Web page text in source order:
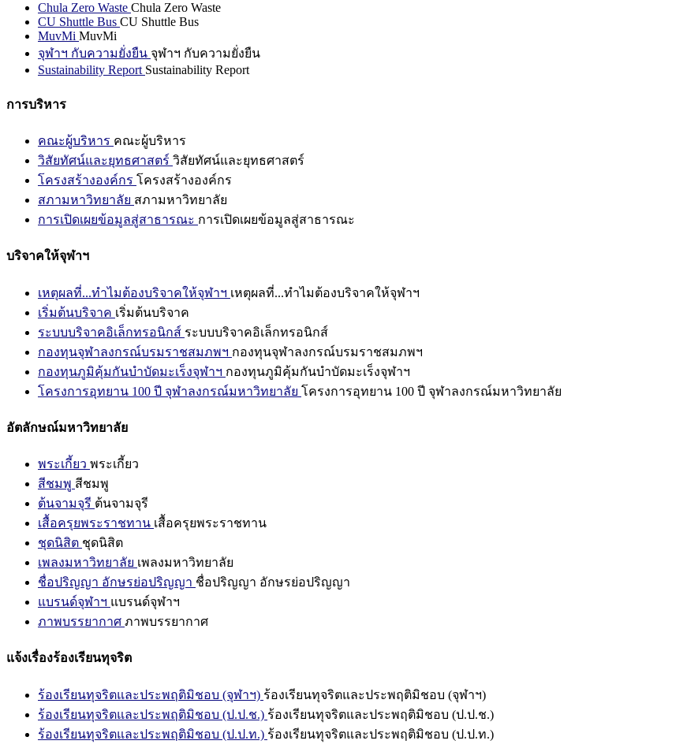
Chula Zero Waste Chula Zero Waste
CU Shuttle Bus CU Shuttle Bus
MuvMi MuvMi
จุฬาฯ กับความยั่งยืน จุฬาฯ กับความยั่งยืน
Sustainability Report Sustainability Report
การบริหาร
คณะผู้บริหาร คณะผู้บริหาร
วิสัยทัศน์และยุทธศาสตร์ วิสัยทัศน์และยุทธศาสตร์
โครงสร้างองค์กร โครงสร้างองค์กร
สภามหาวิทยาลัย สภามหาวิทยาลัย
การเปิดเผยข้อมูลสู่สาธารณะ การเปิดเผยข้อมูลสู่สาธารณะ
บริจาคให้จุฬาฯ
เหตุผลที่...ทำไมต้องบริจาคให้จุฬาฯ เหตุผลที่...ทำไมต้องบริจาคให้จุฬาฯ
เริ่มต้นบริจาค เริ่มต้นบริจาค
ระบบบริจาคอิเล็กทรอนิกส์ ระบบบริจาคอิเล็กทรอนิกส์
กองทุนจุฬาลงกรณ์บรมราชสมภพฯ กองทุนจุฬาลงกรณ์บรมราชสมภพฯ
กองทุนภูมิคุ้มกันบำบัดมะเร็งจุฬาฯ กองทุนภูมิคุ้มกันบำบัดมะเร็งจุฬาฯ
โครงการอุทยาน 100 ปี จุฬาลงกรณ์มหาวิทยาลัย โครงการอุทยาน 100 ปี จุฬาลงกรณ์มหาวิทยาลัย
อัตลักษณ์มหาวิทยาลัย
พระเกี้ยว พระเกี้ยว
สีชมพู สีชมพู
ต้นจามจุรี ต้นจามจุรี
เสื้อครุยพระราชทาน เสื้อครุยพระราชทาน
ชุดนิสิต ชุดนิสิต
เพลงมหาวิทยาลัย เพลงมหาวิทยาลัย
ชื่อปริญญา อักษรย่อปริญญา ชื่อปริญญา อักษรย่อปริญญา
แบรนด์จุฬาฯ แบรนด์จุฬาฯ
ภาพบรรยากาศ ภาพบรรยากาศ
แจ้งเรื่องร้องเรียนทุจริต
ร้องเรียนทุจริตและประพฤติมิชอบ (จุฬาฯ) ร้องเรียนทุจริตและประพฤติมิชอบ (จุฬาฯ)
ร้องเรียนทุจริตและประพฤติมิชอบ (ป.ป.ช.) ร้องเรียนทุจริตและประพฤติมิชอบ (ป.ป.ช.)
ร้องเรียนทุจริตและประพฤติมิชอบ (ป.ป.ท.) ร้องเรียนทุจริตและประพฤติมิชอบ (ป.ป.ท.)